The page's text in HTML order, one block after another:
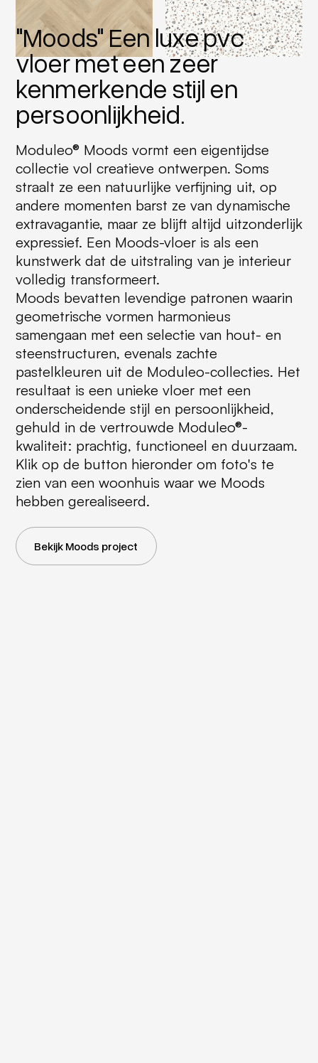
"Moods" Een luxe pvc
vloer met een zeer
kenmerkende stijl en
persoonlijkheid.
Moduleo® Moods vormt een eigentijdse
collectie vol creatieve ontwerpen. Soms
straalt ze een natuurlijke verfijning uit, op
andere momenten barst ze van dynamische
extravagantie, maar ze blijft altijd uitzonderlijk
expressief. Een Moods-vloer is als een
kunstwerk dat de uitstraling van je interieur
volledig transformeert.
Moods bevatten levendige patronen waarin
geometrische vormen harmonieus
samengaan met een selectie van hout- en
steenstructuren, evenals zachte
pastelkleuren uit de Moduleo-collecties. Het
resultaat is een unieke vloer met een
onderscheidende stijl en persoonlijkheid,
gehuld in de vertrouwde Moduleo®-
kwaliteit: prachtig, functioneel en duurzaam.
Klik op de button hieronder om foto's te
zien van een woonhuis waar we Moods
hebben gerealiseerd.
Bekijk Moods project